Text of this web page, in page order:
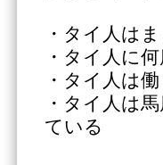
・タイ人は
・タイ人に
・タイ人は
・タイ人は
ている